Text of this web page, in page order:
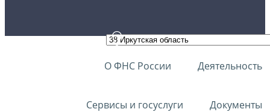
О ФНС России Деятельность
Сервисы и госуслуги Документы